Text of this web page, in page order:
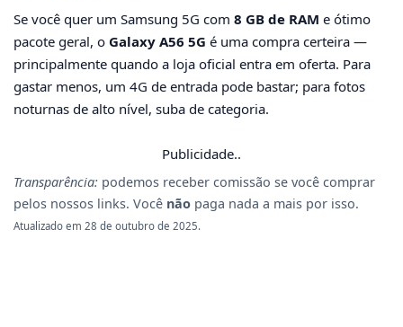
Se você quer um Samsung 5G com 8 GB de RAM e ótimo
pacote geral, o Galaxy A56 5G é uma compra certeira —
principalmente quando a loja oficial entra em oferta. Para
gastar menos, um 4G de entrada pode bastar; para fotos
noturnas de alto nível, suba de categoria.
Publicidade..
Transparência: podemos receber comissão se você comprar
pelos nossos links. Você não paga nada a mais por isso.
Atualizado em 28 de outubro de 2025.